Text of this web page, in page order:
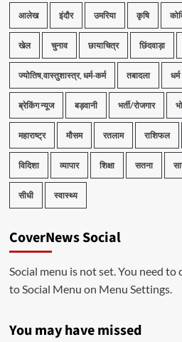
आलेख इंदौर उमरिया कृषि
खेल चुनाव छायाचित्र छिंदवाड़ा
ज्योतिष,वास्तुशास्त्र, धर्म-कर्म तबादला धर्म
ब्रेकिंग न्यूज बड़वानी भर्ती/रोजगार
महाराष्ट्र मौसम रतलाम राशिफल
विदिशा व्यापार शिक्षा सतना
सीधी स्वास्थ्य
CoverNews Social
Social menu is not set. You need to
to Social Menu on Menu Settings.
You may have missed